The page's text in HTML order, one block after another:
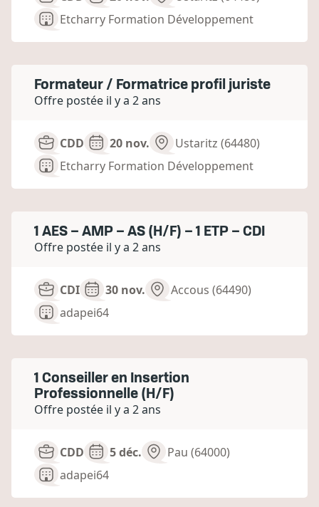
Etcharry Formation Développement
Formateur / Formatrice profil juriste
Offre postée il y a 2 ans
CDD 20 nov.
Ustaritz (64480)
Etcharry Formation Développement
1 AES – AMP – AS (H/F) – 1 ETP – CDI
Offre postée il y a 2 ans
CDI 30 nov.
Accous (64490)
adapei64
1 Conseiller en Insertion
Professionnelle (H/F)
Offre postée il y a 2 ans
CDD 5 déc.
Pau (64000)
adapei64